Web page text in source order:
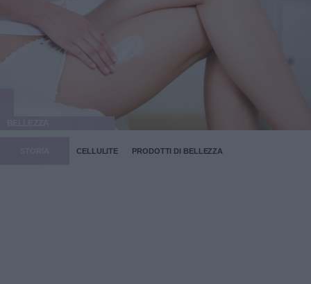
CELLULITE PRODOTTI DI BELLEZZA